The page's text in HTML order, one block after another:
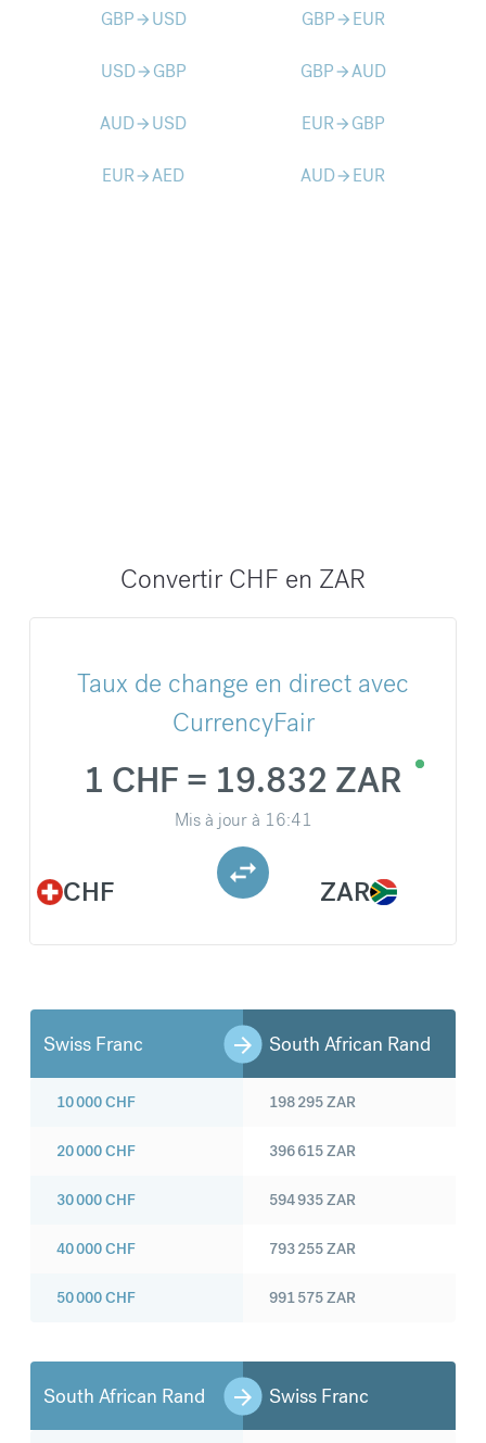
GBParrow_forward USD GBParrow_forward EUR
USDarrow_forward GBP GBParrow_forwardAUD
AUDarrow_forward USD EURarrow_forward GBP
EURarrow_forwardAED AUDarrow_forward EUR
Convertir CHF en ZAR
Taux de change en direct avec
CurrencyFair
CHF
1 CHF = 19.832 ZAR
Mis à jour à 16:41
ZAR
Swiss Franc South African Rand
10 000CHF
20 000CHF
30 000CHF
40 000CHF
50 000CHF
198 295ZAR
396 615ZAR
594 935ZAR
793 255ZAR
991 575ZAR
South African Rand Swiss Franc